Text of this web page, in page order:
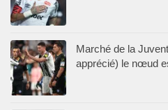
Marché de la
apprécié) le nœud